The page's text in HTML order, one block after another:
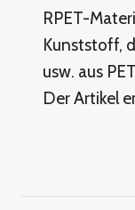
RPET-
Kunststoff,
usw. aus
Der Artikel